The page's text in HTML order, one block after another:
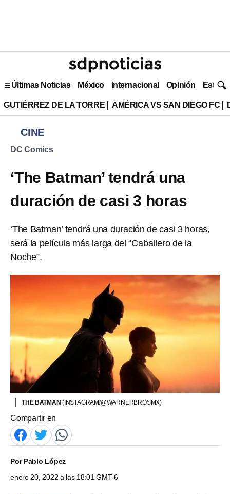
Últimas Noticias México Internacional Opinión Estilo
GUTIÉRREZ DE LA TORRE AMÉRICA VS SAN DIEGO FC
CINE
DC Comics
‘The Batman’ tendrá una
duración de casi 3 horas
‘The Batman’ tendrá una duración de casi 3 horas,
será la película más larga del “Caballero de la
Noche”.
THE BATMAN (INSTAGRAM/@WARNERBROSMX)
Compartir en
PorPablo López
enero 20, 2022 a las 18:01 GMT-6